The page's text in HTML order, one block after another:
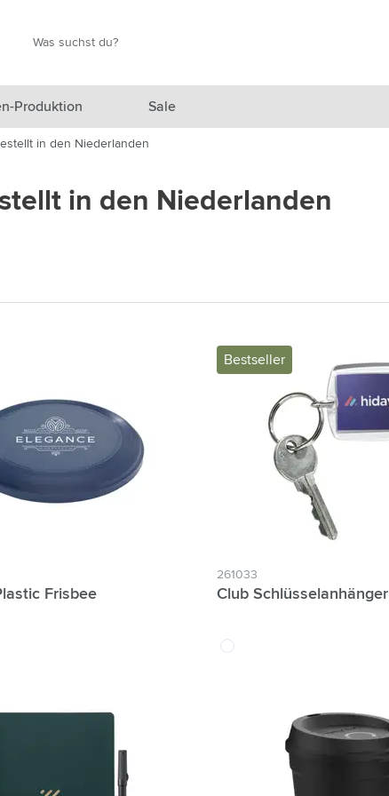
anzeigen
& Wohnen anzeigen
anzeigen
& Gadgets anzeigen
anzeigen
anzeigen
& Unterwegs anzeigen
Produktion Sale
in den Niederlanden
in den Niederlanden
Frisbee
Bestseller
261033
Club Schlüsselanhänger
translucide